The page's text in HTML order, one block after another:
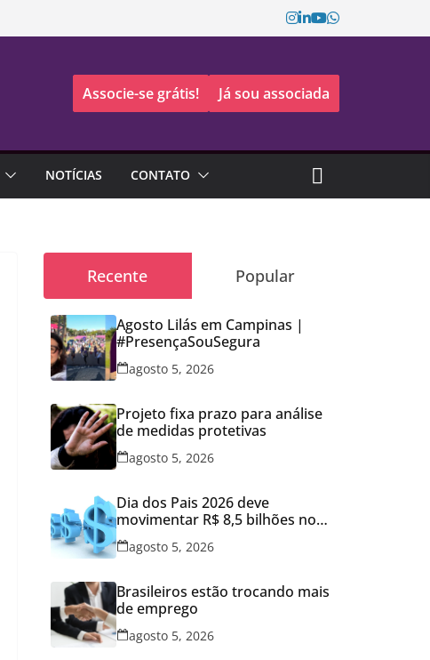
Associe-se grátis! Já sou associada
NOTÍCIAS CONTATO
Recente Popular
Agosto Lilás em Campinas |
#PresençaSouSegura
agosto 5, 2026
Projeto fixa prazo para análise
de medidas protetivas
agosto 5, 2026
Dia dos Pais 2026 deve
movimentar R$ 8,5 bilhões no
varejo brasileiro
agosto 5, 2026
Brasileiros estão trocando mais
de emprego
agosto 5, 2026